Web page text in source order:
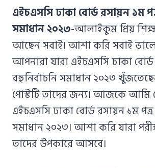
Azizul
Haque
এইচএসসি ঢাকা বোর্ড রসায়ন ১ম
সমাধান ২০২৩-আলাইকুম প্রিয়
আছেন সবাই। আশা করি সবাই
আপনারা যারা এইচএসসি ঢাকা
বহুনির্বাচনি সমাধান ২০২৩
পোস্টটি তাদের জন্য। আজকে আমি
এইচএসসি ঢাকা বোর্ড রসায়ন ১ম পত্র
সমাধান ২০২৩। আশা করি যারা
তাদের উপকারে আসবে।